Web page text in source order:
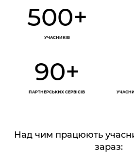
500+
УЧАСНИКІВ
90+
ПАРТНЕРСЬКИХ СЕРВІСІВ
Над чим працюють
зараз: